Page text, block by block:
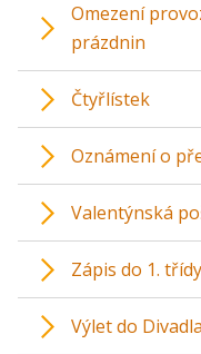
Omezení
prázdnin
Čtyřlístek
Oznámení o
Valentýnská
Zápis do 1. třídy
Výlet do